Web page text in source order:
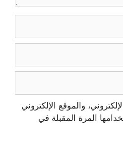
والموقع الإلكتروني
المرة المقبلة في